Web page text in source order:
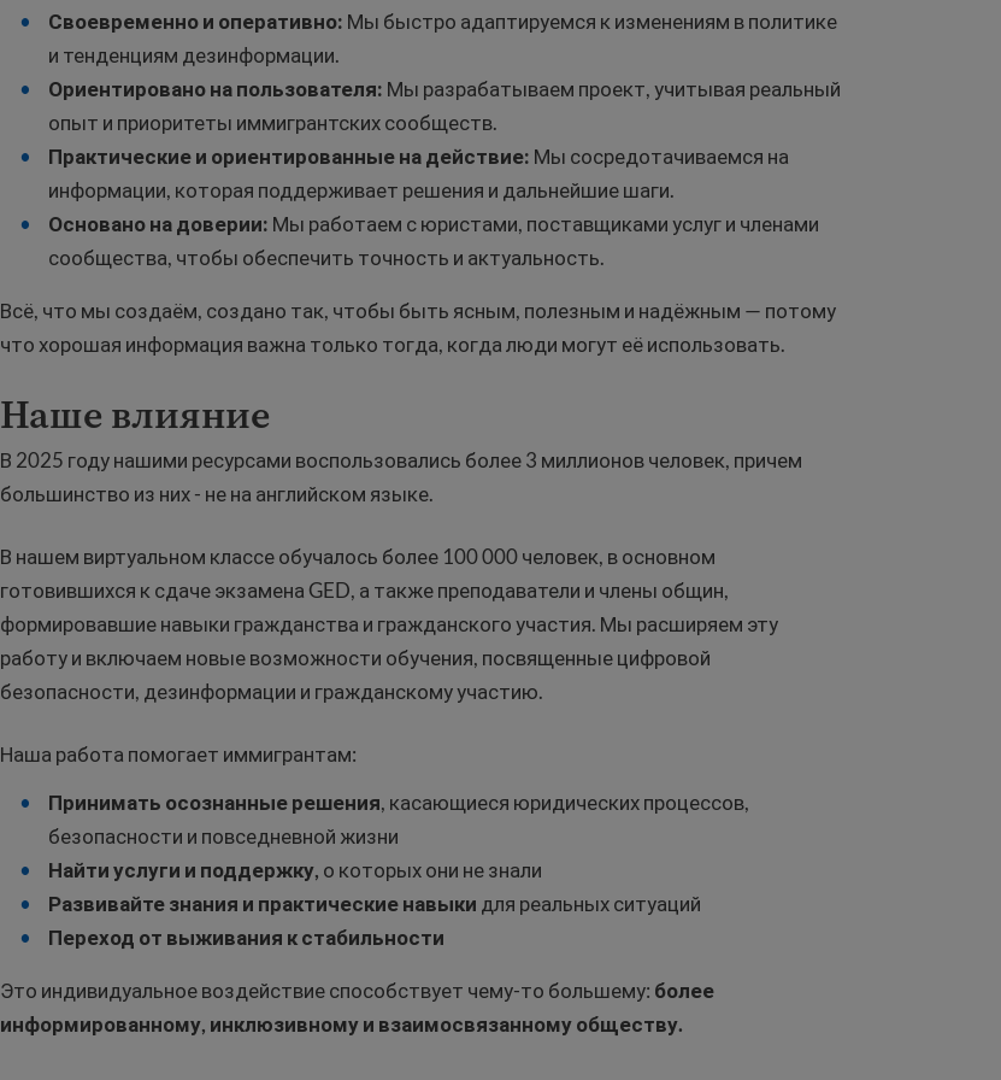
Своевременно и оперативно: Мы быстро адаптируемся к изменениям в политике
и тенденциям дезинформации.
Ориентировано на пользователя: Мы разрабатываем проект, учитывая реальный
опыт и приоритеты иммигрантских сообществ.
Практические и ориентированные на действие: Мы сосредотачиваемся на
информации, которая поддерживает решения и дальнейшие шаги.
Основано на доверии: Мы работаем с юристами, поставщиками услуг и членами
сообщества, чтобы обеспечить точность и актуальность.
Всё, что мы создаём, создано так, чтобы быть ясным, полезным и надёжным — потому
что хорошая информация важна только тогда, когда люди могут её использовать.
Наше влияние
В 2025 году нашими ресурсами воспользовались более 3 миллионов человек, причем
большинство из них - не на английском языке.
В нашем виртуальном классе обучалось более 100 000 человек, в основном
готовившихся к сдаче экзамена GED, а также преподаватели и члены общин,
формировавшие навыки гражданства и гражданского участия. Мы расширяем эту
работу и включаем новые возможности обучения, посвященные цифровой
безопасности, дезинформации и гражданскому участию.
Наша работа помогает иммигрантам:
Принимать осознанные решения, касающиеся юридических процессов,
безопасности и повседневной жизни
Найти услуги и поддержку, о которых они не знали
Развивайте знания и практические навыки для реальных ситуаций
Переход от выживания к стабильности
Это индивидуальное воздействие способствует чему-то большему: более
информированному, инклюзивному и взаимосвязанному обществу.